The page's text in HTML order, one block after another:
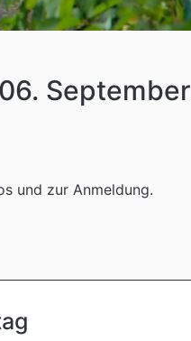
September
und zur Anmeldung.